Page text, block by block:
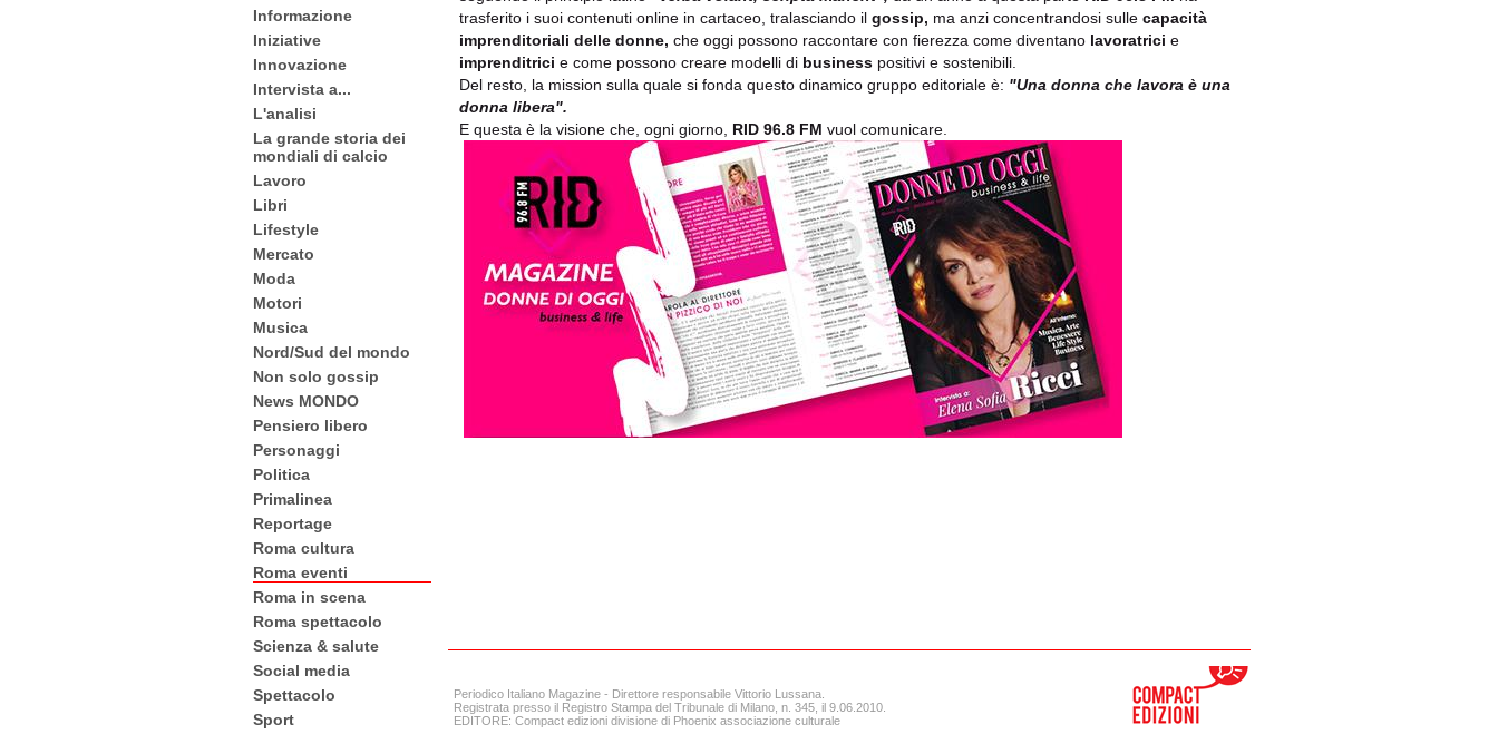
Informazione
Iniziative
Innovazione
Intervista a...
L'analisi
La grande storia dei
mondiali di calcio
Lavoro
Libri
Lifestyle
Mercato
Moda
Motori
Musica
Nord/Sud del mondo
Non solo gossip
News MONDO
Pensiero libero
Personaggi
Politica
Primalinea
Reportage
Roma cultura
Roma eventi
Roma in scena
Roma spettacolo
Scienza & salute
Social media
Spettacolo
Sport
trasferito i suoi contenuti online in cartaceo, tralasciando il gossip, ma anzi concentrandosi sulle capacità
imprenditoriali delle donne, che oggi possono raccontare con fierezza come diventano lavoratrici e
imprenditrici e come possono creare modelli di business positivi e sostenibili.
Del resto, la mission sulla quale si fonda questo dinamico gruppo editoriale è: "Una donna che lavora è una
donna libera".
E questa è la visione che, ogni giorno, RID 96.8 FM vuol comunicare.
Periodico Italiano Magazine - Direttore responsabile Vittorio Lussana.
Registrata presso il Registro Stampa del Tribunale di Milano, n. 345, il 9.06.2010.
EDITORE: Compact edizioni divisione di Phoenix associazione culturale